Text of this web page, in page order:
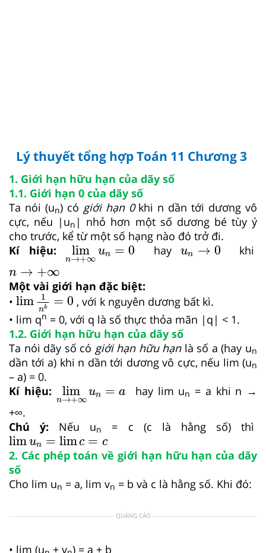
Lý thuyết tổng hợp Toán 11 Chương 3
1. Giới hạn hữu hạn của dãy số
1.1. Giới hạn 0 của dãy số
Ta nói (un) có giới hạn 0khi n dần tới dương vô
cực, nếu |un | nhỏ hơn một số dương bé tùy ý
cho trước, kể từ một số hạng nào đó trở đi.
Kí hiệu:
lim
n→+∞
un = 0
limn→+ ∞un=0
hayun → 0
un→ 0 khi
n → +∞
n →+ ∞
Một vài giới hạn đặc biệt:
• lim 1
nk = 0
lim1n k=0 , với k nguyên dương bất kì.
• lim qn = 0, với q là số thực thỏa mãn |q| < 1.
1.2. Giới hạn hữu hạn của dãy số
Ta nói dãy số có giới hạn hữu hạnlà số a (hay un
dần tới a) khi n dần tới dương vô cực, nếu lim (un
– a) = 0.
Kí hiệu:
lim
n→+∞
un = a
limn → un =a
hay lim un = a khi n →
+∞.
Chú ý: Nếu un = c (c là hằng số) thì
limun = limc = c
limu n= limc= c
2. Các phép toán về giới hạn hữu hạn của dãy
số
Cho lim un = a, lim vn = b và c là hằng số. Khi đó:
QUẢNG CÁO
• lim (u + v ) = a + b